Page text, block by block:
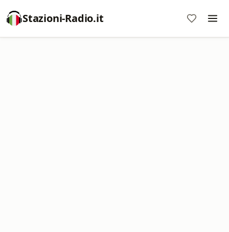
Stazioni-Radio.it